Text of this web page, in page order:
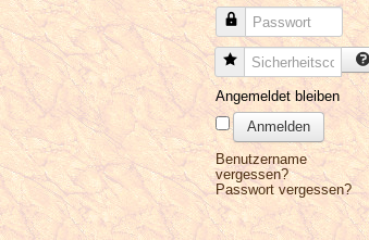
Passwort
Sicherheitscode
Angemeldet bleiben
Anmelden
Benutzername
vergessen?
Passwort vergessen?